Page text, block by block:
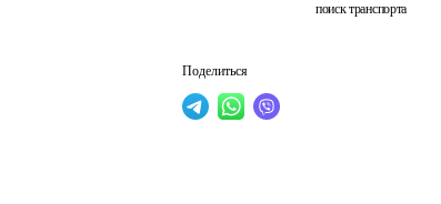
поиск транспорта
Поделиться